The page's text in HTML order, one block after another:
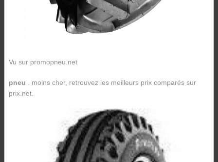
Vu sur promopneu.net
pneu . moins cher, retrouvez les meilleurs prix comparés sur
prix.net.